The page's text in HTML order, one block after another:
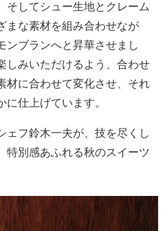
そしてシュー生地とクレーム
まな素材を組み合わせなが
ンブランへと昇華させまし
しみいただけるよう、合わせ
材に合わせて変化させ、それ
仕上げています。
ェフ鈴木一夫が、技を尽くし
特別感あふれる秋のスイーツ